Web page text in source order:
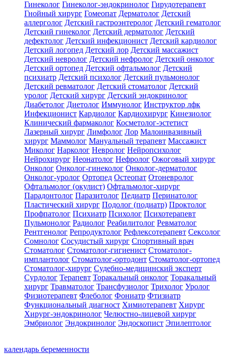
Гинеколог Гинеколог-эндокринолог Гирудотерапевт
Гнойный хирург Гомеопат Дерматолог Детский
аллерголог Детский гастроэнтеролог Детский гематолог
Детский гинеколог Детский дерматолог Детский
дефектолог Детский инфекционист Детский кардиолог
Детский логопед Детский лор Детский массажист
Детский невролог Детский нефролог Детский онколог
Детский ортопед Детский офтальмолог Детский
психиатр Детский психолог Детский пульмонолог
Детский ревматолог Детский стоматолог Детский
уролог Детский хирург Детский эндокринолог
Диабетолог Диетолог Иммунолог Инструктор лфк
Инфекционист Кардиолог Кардиохирург Кинезиолог
Клинический фармаколог Косметолог-эстетист
Лазерный хирург Лимфолог Лор Малоинвазивный
хирург Маммолог Мануальный терапевт Массажист
Миколог Нарколог Невролог Нейропсихолог
Нейрохирург Неонатолог Нефролог Ожоговый хирург
Онколог Онколог-гинеколог Онколог-дерматолог
Онколог-уролог Ортопед Остеопат Отоневролог
Офтальмолог (окулист) Офтальмолог-хирург
Парадонтолог Паразитолог Педиатр Перинатолог
Пластический хирург Подолог (подиатр) Проктолог
Профпатолог Психиатр Психолог Психотерапевт
Пульмонолог Радиолог Реабилитолог Ревматолог
Рентгенолог Репродуктолог Рефлексотерапевт Сексолог
Сомнолог Сосудистый хирург Спортивный врач
Стоматолог Стоматолог-гигиенист Стоматолог-
имплантолог Стоматолог-ортодонт Стоматолог-ортопед
Стоматолог-хирург Судебно-медицинский эксперт
Сурдолог Терапевт Торакальный онколог Торакальный
хирург Травматолог Трансфузиолог Трихолог Уролог
Физиотерапевт Флеболог Фониатр Фтизиатр
Функциональный диагност Химиотерапевт Хирург
Хирург-эндокринолог Челюстно-лицевой хирург
Эмбриолог Эндокринолог Эндоскопист Эпилептолог
календарь беременности